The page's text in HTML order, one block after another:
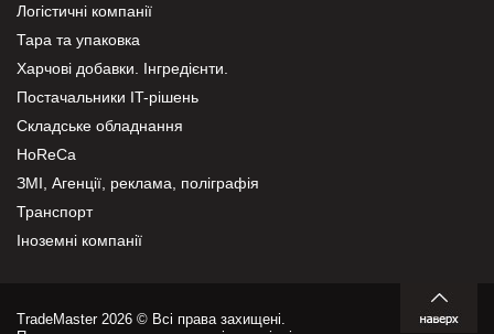
Логістичні компанії
Тара та упаковка
Харчові добавки. Інгредієнти.
Постачальники IT-рішень
Складське обладнання
HoReCa
ЗМІ, Агенції, реклама, поліграфія
Транспорт
Іноземні компанії
TradeMaster 2026 © Всі права захищені.